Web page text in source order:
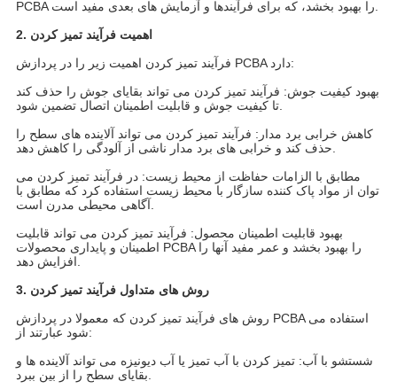
2. اهمیت فرآیند تمیز کردن
فرآیند تمیز کردن اهمیت زیر را در پردازش PCBA دارد:
بهبود کیفیت جوش: فرآیند تمیز کردن می تواند بقایای جوش را حذف کند
تا کیفیت جوش و قابلیت اطمینان اتصال تضمین شود.
کاهش خرابی برد مدار: فرآیند تمیز کردن می تواند آلاینده های سطح را
مطابق با الزامات حفاظت از محیط زیست: در فرآیند تمیز کردن می
توان از مواد پاک کننده سازگار با محیط زیست استفاده کرد که مطابق با
بهبود قابلیت اطمینان محصول: فرآیند تمیز کردن می تواند قابلیت
اطمینان و پایداری محصولات PCBA را بهبود بخشد و عمر مفید آنها را
3. روش های متداول فرآیند تمیز کردن
روش های فرآیند تمیز کردن که معمولا در پردازش PCBA استفاده می
شود عبارتند از:
شستشو با آب: تمیز کردن با آب تمیز یا آب دیونیزه می تواند آلاینده ها و